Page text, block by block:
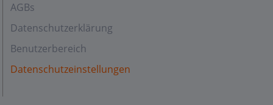
AGBs
Datenschutzerklärung
Benutzerbereich
Datenschutzeinstellungen